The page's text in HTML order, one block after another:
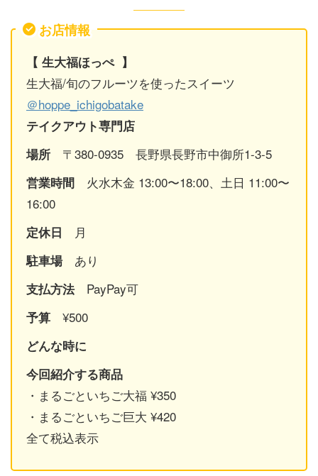
お店情報
【 生大福ほっぺ 】
生大福/旬のフルーツを使ったスイーツ
＠hoppe_ichigobatake
テイクアウト専門店
場所 〒380-0935 長野県長野市中御所1-3-5
営業時間 火水木金 13:00〜18:00、土日 11:00〜
16:00
定休日 月
駐車場あり
支払方法 PayPay可
予算 ¥500
どんな時に
今回紹介する商品
・まるごといちご大福 ¥350
・まるごといちご巨大 ¥420
全て税込表示